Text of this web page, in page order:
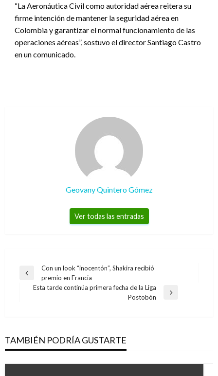
“La Aeronáutica Civil como autoridad aérea reitera su
firme intención de mantener la seguridad aérea en
Colombia y garantizar el normal funcionamiento de las
operaciones aéreas”, sostuvo el director Santiago Castro
en un comunicado.
Geovany Quintero Gómez
Ver todas las entradas
Navegación
Entrada
anterior
Con un look “inocentón”, Shakira recibió
premio en Francia
Esta tarde continúa primera fecha de la Liga
Postobón
TAMBIÉN PODRÍA GUSTARTE